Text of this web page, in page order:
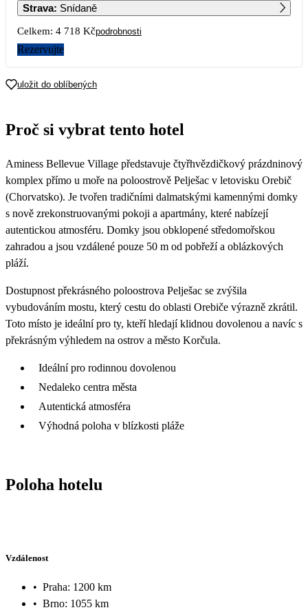
4
11
18 19
Strava: Snídaně
Celkem: 4 718 Kčpodrobnosti
Rezervujte
uložit do oblíbených
Proč si vybrat tento hotel
Aminess Bellevue Village představuje čtyřhvězdičkový prázdninový
komplex přímo u moře na poloostrově Pelješac v letovisku Orebič
(Chorvatsko). Je tvořen tradičními dalmatskými kamennými domky
s nově zrekonstruovanými pokoji a apartmány, které nabízejí
autentickou atmosféru. Domky jsou obklopené středomořskou
zahradou a jsou vzdálené pouze 50 m od pobřeží a oblázkových
pláží.
Dostupnost překrásného poloostrova Pelješac se zvýšila
vybudováním mostu, který cestu do oblasti Orebiče výrazně zkrátil.
Toto místo je ideální pro ty, kteří hledají klidnou dovolenou a navíc s
překrásným výhledem na ostrov a město Korčula.
Ideální pro rodinnou dovolenou
Nedaleko centra města
Autentická atmosféra
Výhodná poloha v blízkosti pláže
Poloha hotelu
Vzdálenost
• Praha: 1200 km
• Brno: 1055 km